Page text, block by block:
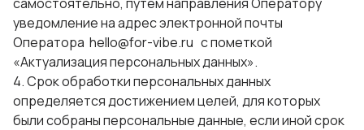
уведомление на адрес электронной почты
Оператора hello@for-vibe.ru с пометкой
«Актуализация персональных данных».
4. Срок обработки персональных данных
определяется достижением целей, для которых
были собраны персональные данные, если иной срок